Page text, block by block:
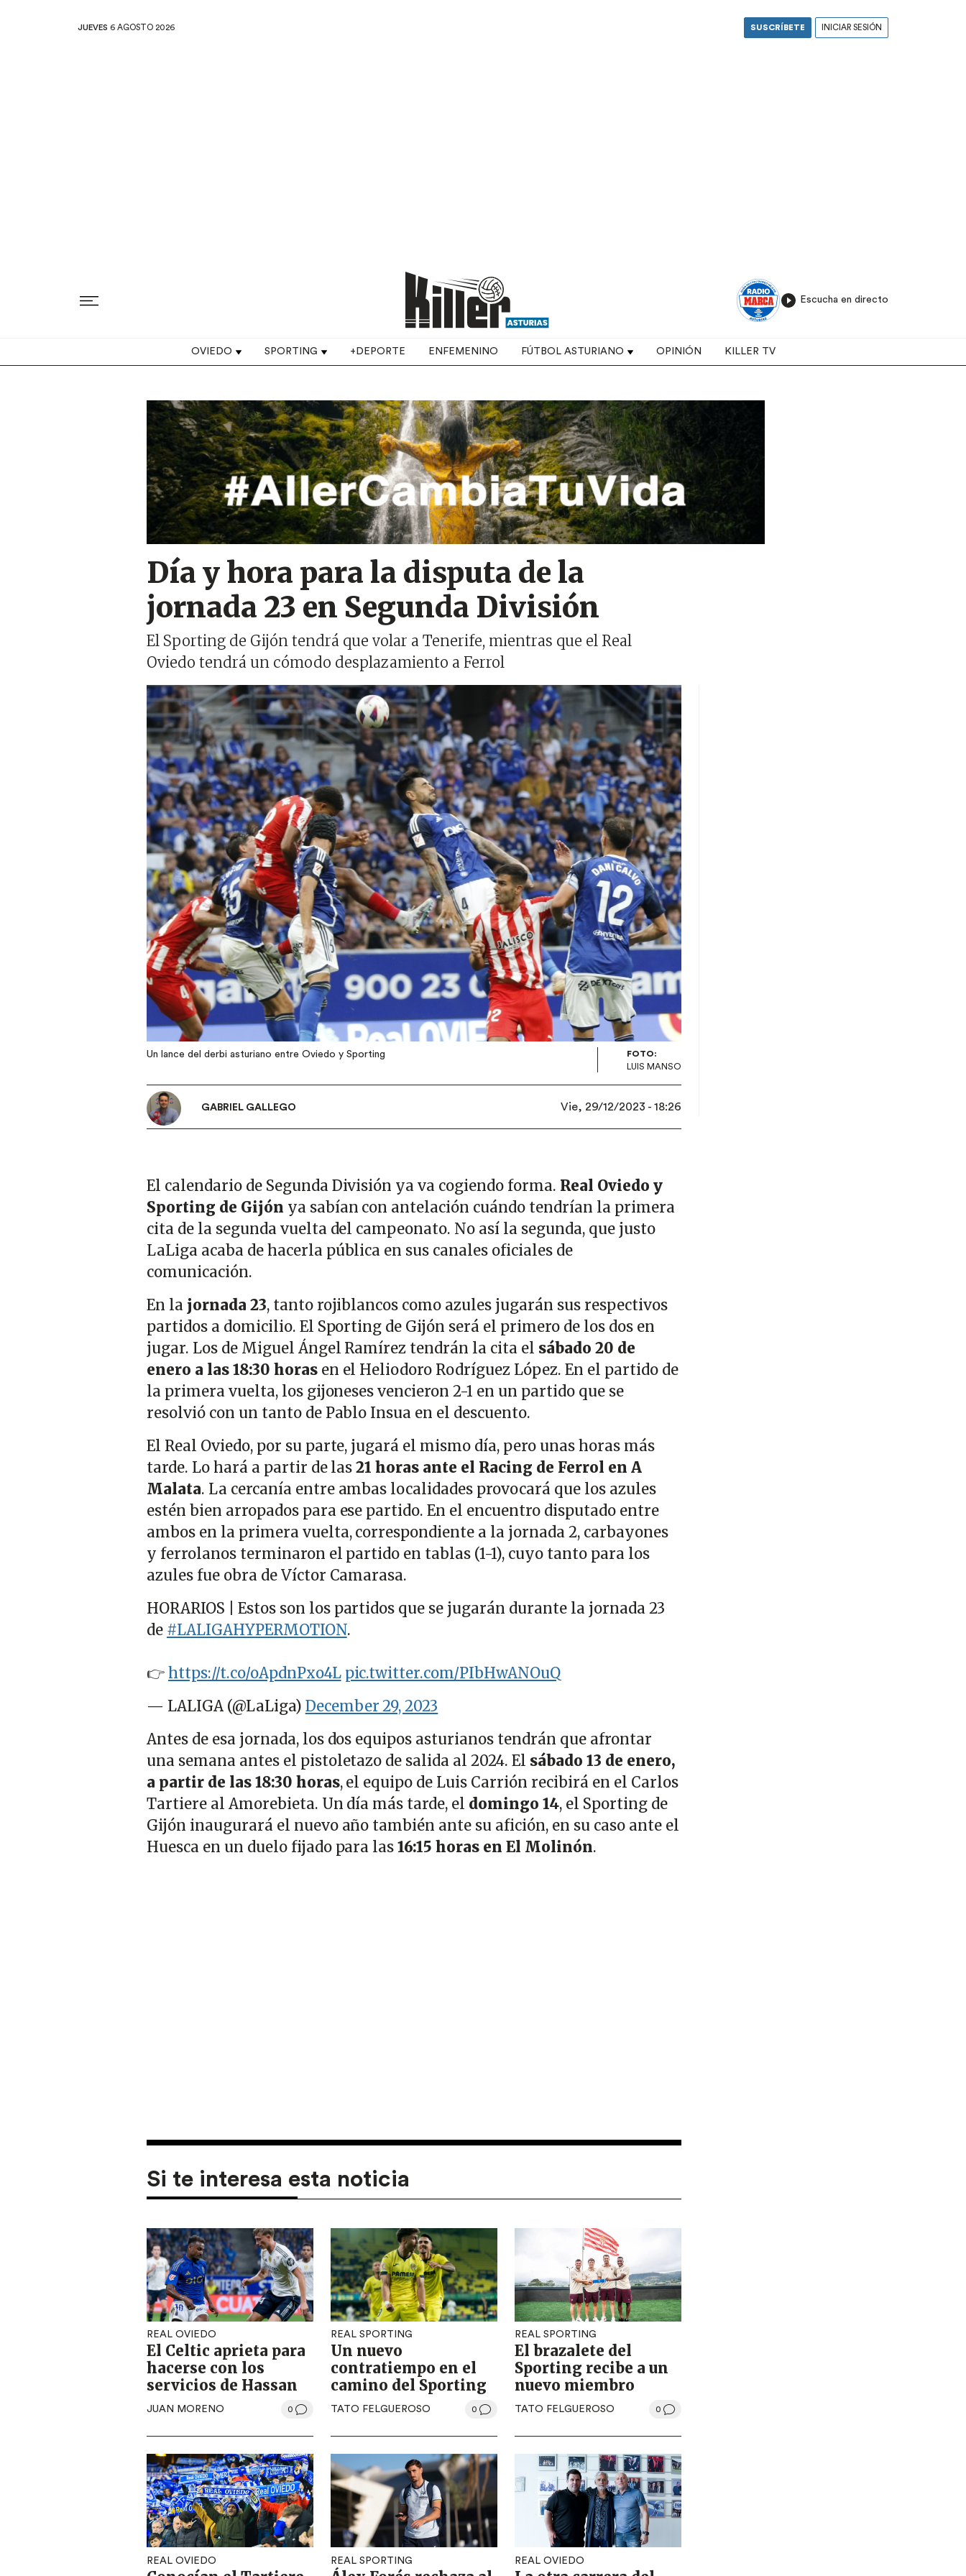
JUEVES 6 AGOSTO 2026 SUSCRÍBETE INICIAR SESIÓN
Escucha en directo
Top navigation
OVIEDO SPORTING +DEPORTE ENFEMENINO FÚTBOL ASTURIANO OPINIÓN KILLER TV
Image
Día y hora para la disputa de la
jornada 23 en Segunda División
El Sporting de Gijón tendrá que volar a Tenerife, mientras que el Real
Oviedo tendrá un cómodo desplazamiento a Ferrol
Imagen
Un lance del derbi asturiano entre Oviedo y Sporting
FOTO:
LUIS MANSO
GABRIEL GALLEGO Vie, 29/12/2023 - 18:26
El calendario de Segunda División ya va cogiendo forma. Real Oviedo y
Sporting de Gijón ya sabían con antelación cuándo tendrían la primera
cita de la segunda vuelta del campeonato. No así la segunda, que justo
LaLiga acaba de hacerla pública en sus canales oficiales de
comunicación.
En la jornada 23, tanto rojiblancos como azules jugarán sus respectivos
partidos a domicilio. El Sporting de Gijón será el primero de los dos en
jugar. Los de Miguel Ángel Ramírez tendrán la cita el sábado 20 de
enero a las 18:30 horasen el Heliodoro Rodríguez López. En el partido de
la primera vuelta, los gijoneses vencieron 2-1 en un partido que se
resolvió con un tanto de Pablo Insua en el descuento.
El Real Oviedo, por su parte, jugará el mismo día, pero unas horas más
tarde. Lo hará a partir de las21 horas ante el Racing de Ferrol en A
Malata. La cercanía entre ambas localidades provocará que los azules
estén bien arropados para ese partido. En el encuentro disputado entre
ambos en la primera vuelta, correspondiente a la jornada 2, carbayones
y ferrolanos terminaron el partido en tablas (1-1), cuyo tanto para los
azules fue obra de Víctor Camarasa.
HORARIOS | Estos son los partidos que se jugarán durante la jornada 23
de #LALIGAHYPERMOTION.
👉https://t.co/oApdnPxo4L pic.twitter.com/PIbHwANOuQ
— LALIGA (@LaLiga) December 29, 2023
Antes de esa jornada, los dos equipos asturianos tendrán que afrontar
una semana antes el pistoletazo de salida al 2024. El sábado 13 de enero,
a partir de las 18:30 horas, el equipo de Luis Carrión recibirá en el Carlos
Tartiere al Amorebieta. Un día más tarde, el domingo 14, el Sporting de
Gijón inaugurará el nuevo año también ante su afición, en su caso ante el
Huesca en un duelo fijado para las16:15 horas en El Molinón.
Si te interesa esta noticia
REAL OVIEDO
El Celtic aprieta para
hacerse con los
servicios de Hassan
JUAN MORENO 0
REAL SPORTING
Un nuevo
contratiempo en el
camino del Sporting
TATO FELGUEROSO 0
REAL SPORTING
El brazalete del
Sporting recibe a un
nuevo miembro
TATO FELGUEROSO 0
REAL OVIEDO REAL SPORTING REAL OVIEDO